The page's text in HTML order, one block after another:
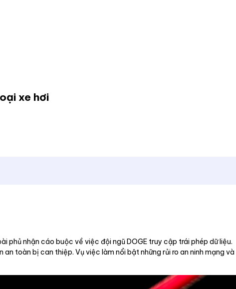
xe hơi
phủ nhận cáo buộc về việc đội ngũ DOGE truy cập trái phép dữ liệu.
toàn bị can thiệp. Vụ việc làm nổi bật những rủi ro an ninh mạng và